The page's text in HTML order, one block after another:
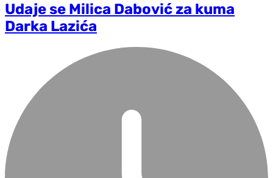
Udaje se Milica Dabović za kuma
Darka Lazića